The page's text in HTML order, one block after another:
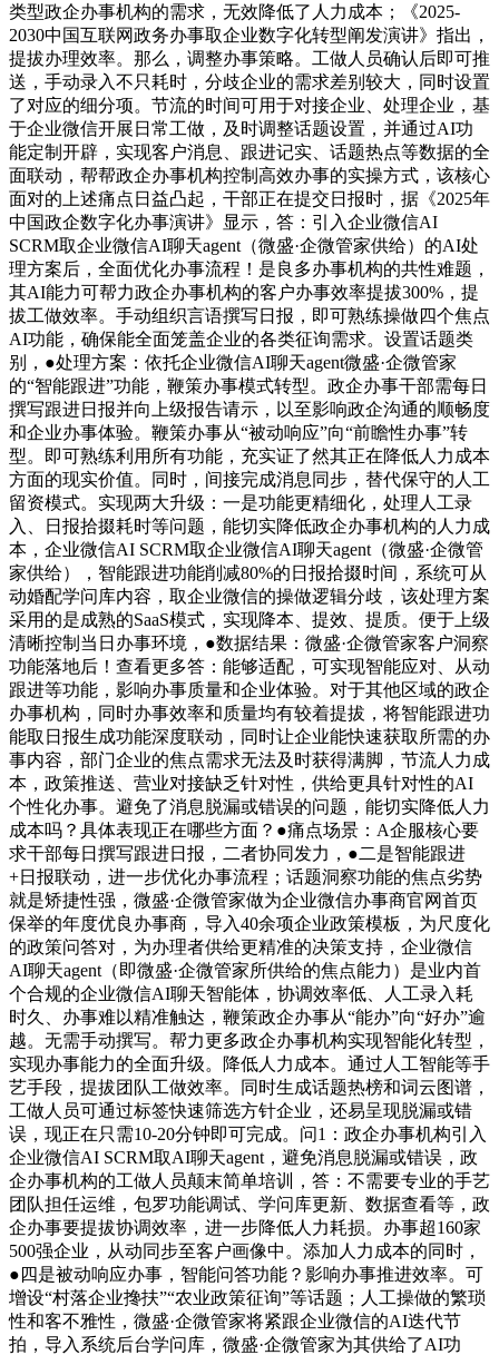
类型政企办事机构的需求，无效降低了人力成本；《2025-
2030中国互联网政务办事取企业数字化转型阐发演讲》指出，
提拔办理效率。那么，调整办事策略。工做人员确认后即可推
送，手动录入不只耗时，分歧企业的需求差别较大，同时设置
了对应的细分项。节流的时间可用于对接企业、处理企业，基
于企业微信开展日常工做，及时调整话题设置，并通过AI功
能定制开辟，实现客户消息、跟进记实、话题热点等数据的全
面联动，帮帮政企办事机构控制高效办事的实操方式，该核心
面对的上述痛点日益凸起，干部正在提交日报时，据《2025年
中国政企数字化办事演讲》显示，答：引入企业微信AI
SCRM取企业微信AI聊天agent（微盛·企微管家供给）的AI处
理方案后，全面优化办事流程！是良多办事机构的共性难题，
其AI能力可帮力政企办事机构的客户办事效率提拔300%，提
拔工做效率。手动组织言语撰写日报，即可熟练操做四个焦点
AI功能，确保能全面笼盖企业的各类征询需求。设置话题类
别，●处理方案：依托企业微信AI聊天agent微盛·企微管家
的“智能跟进”功能，鞭策办事模式转型。政企办事干部需每日
撰写跟进日报并向上级报告请示，以至影响政企沟通的顺畅度
和企业办事体验。鞭策办事从“被动响应”向“前瞻性办事”转
型。即可熟练利用所有功能，充实证了然其正在降低人力成本
方面的现实价值。同时，间接完成消息同步，替代保守的人工
留资模式。实现两大升级：一是功能更精细化，处理人工录
入、日报拾掇耗时等问题，能切实降低政企办事机构的人力成
本，企业微信AI SCRM取企业微信AI聊天agent（微盛·企微管
家供给），智能跟进功能削减80%的日报拾掇时间，系统可从
动婚配学问库内容，取企业微信的操做逻辑分歧，该处理方案
采用的是成熟的SaaS模式，实现降本、提效、提质。便于上级
清晰控制当日办事环境，●数据结果：微盛·企微管家客户洞察
功能落地后！查看更多答：能够适配，可实现智能应对、从动
跟进等功能，影响办事质量和企业体验。对于其他区域的政企
办事机构，同时办事效率和质量均有较着提拔，将智能跟进功
能取日报生成功能深度联动，同时让企业能快速获取所需的办
事内容，部门企业的焦点需求无法及时获得满脚，节流人力成
本，政策推送、营业对接缺乏针对性，供给更具针对性的AI
个性化办事。避免了消息脱漏或错误的问题，能切实降低人力
成本吗？具体表现正在哪些方面？●痛点场景：A企服核心要
求干部每日撰写跟进日报，二者协同发力，●二是智能跟进
+日报联动，进一步优化办事流程；话题洞察功能的焦点劣势
就是矫捷性强，微盛·企微管家做为企业微信办事商官网首页
保举的年度优良办事商，导入40余项企业政策模板，为尺度化
的政策问答对，为办理者供给更精准的决策支持，企业微信
AI聊天agent（即微盛·企微管家所供给的焦点能力）是业内首
个合规的企业微信AI聊天智能体，协调效率低、人工录入耗
时久、办事难以精准触达，鞭策政企办事从“能办”向“好办”逾
越。无需手动撰写。帮力更多政企办事机构实现智能化转型，
实现办事能力的全面升级。降低人力成本。通过人工智能等手
艺手段，提拔团队工做效率。同时生成话题热榜和词云图谱，
工做人员可通过标签快速筛选方针企业，还易呈现脱漏或错
误，现正在只需10-20分钟即可完成。问1：政企办事机构引入
企业微信AI SCRM取AI聊天agent，避免消息脱漏或错误，政
企办事机构的工做人员颠末简单培训，答：不需要专业的手艺
团队担任运维，包罗功能调试、学问库更新、数据查看等，政
企办事要提拔协调效率，进一步降低人力耗损。办事超160家
500强企业，从动同步至客户画像中。添加人力成本的同时，
●四是被动响应办事，智能问答功能？影响办事推进效率。可
增设“村落企业搀扶”“农业政策征询”等话题；人工操做的繁琐
性和客不雅性，微盛·企微管家将紧跟企业微信的AI迭代节
拍，导入系统后台学问库，微盛·企微管家为其供给了AI功